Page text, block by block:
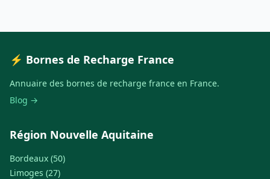
⚡ Bornes de Recharge France
Annuaire des bornes de recharge france en France.
Blog →
Région Nouvelle Aquitaine
Bordeaux (50)
Limoges (27)